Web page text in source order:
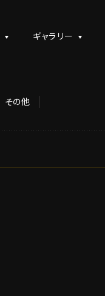
ギャラリー
その他